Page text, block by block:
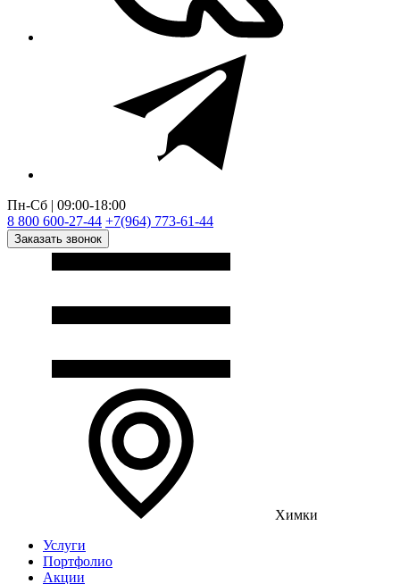
Пн-Сб | 09:00-18:00
8 800 600-27-44 +7(964) 773-61-44
Заказать звонок
Химки
Услуги
Портфолио
Акции